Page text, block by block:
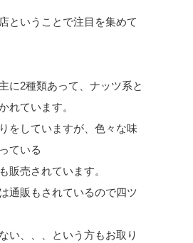
ということで注目を集めて
に2種類あって、ナッツ系と
れています。
をしていますが、色々な味
ている
販売されています。
通販もされているので四ツ
い、、、という方もお取り